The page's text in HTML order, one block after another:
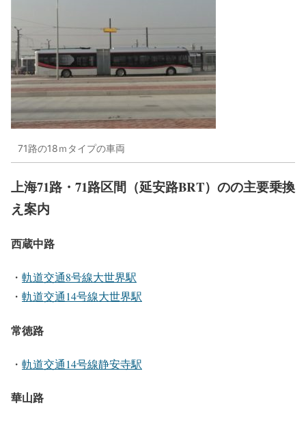
71路の18ｍタイプの車両
上海71路・71路区間（延安路BRT）のの主要乗換
え案内
西蔵中路
・ 軌道交通8号線大世界駅
・ 軌道交通14号線大世界駅
常徳路
・ 軌道交通14号線静安寺駅
華山路